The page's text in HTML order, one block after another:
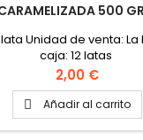
500
Unidad de venta:
caja: 12 latas
Precio
2,00 €
 Añadir al carrito